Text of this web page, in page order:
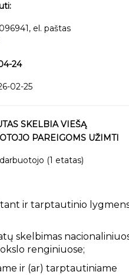
el. paštas
24
02-25
SKELBIA VIEŠĄ
PAREIGOMS UŽIMTI
(1 etatas)
ir tarptautinio
skelbimas
renginiuose;
ir (ar) tarptautiniame